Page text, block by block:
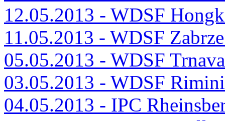
12.05.2013 - WDSF
11.05.2013 - WDSF
05.05.2013 - WDSF
03.05.2013 - WDSF
04.05.2013 - IPC